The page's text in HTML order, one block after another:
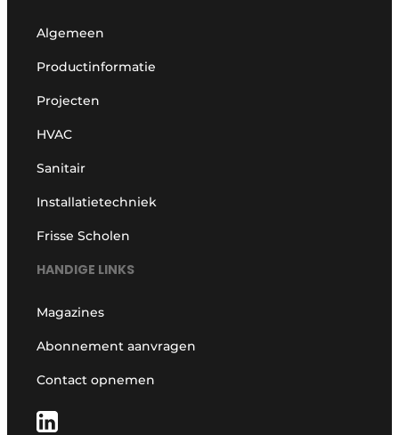
Algemeen
Productinformatie
Projecten
HVAC
Sanitair
Installatietechniek
Frisse Scholen
HANDIGE LINKS
Magazines
Abonnement aanvragen
Contact opnemen